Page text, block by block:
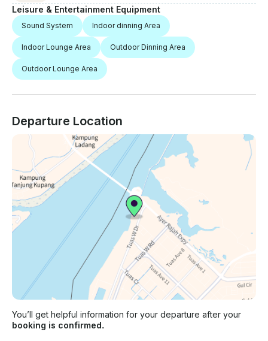
望に応じてプロのオーディオビジュアルテクニシャンと
DJをご利用いただけます。当ホテルの施設その印象的な
美しさだけでなく 、快適さと便利さを追求したデザイン
です。 特徴： • 快適さを追求したエアコン完備のインテ
リア • Wi-Fiと充電ステーションでいつでも接続可能 •
広々とした屋外ダイニング 息をのむような海の眺めをお
楽しみいただけます • エンターテイメントを楽しめる
KTVルームとテレビラウンジ • ライブパフォーマンスと
てましょう 歴史と冒険が融合した体験で、次の集まりを
ワンランク上のものにしましょう。 豪華なお祝いでも、
企業の隠れ家でも、ユニークな文化的な旅でも、海で忘
れられないひとときをお過ごしいただける比類のない環
境をご用意しています。
Leisure & Entertainment Equipment
Sound System Indoor dinning Area
Indoor Lounge Area Outdoor Dinning Area
Outdoor Lounge Area
Departure Location
You’ll get helpful information for your departure after your
booking is confirmed.